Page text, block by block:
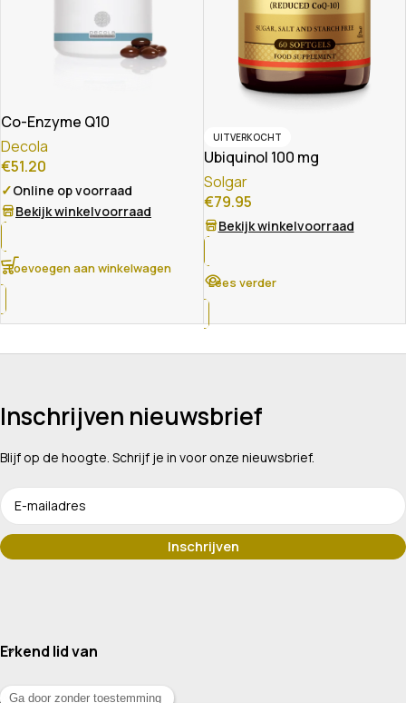
Co-Enzyme Q10
Decola
€51.20
✓Online op voorraad
Bekijk winkelvoorraad
Toevoegen aan winkelwagen
UITVERKOCHT
Ubiquinol 100 mg
Solgar
€79.95
Bekijk winkelvoorraad
Lees verder
Inschrijven nieuwsbrief
Blijf op de hoogte. Schrijf je in voor onze nieuwsbrief.
Erkend lid van
Assortiment